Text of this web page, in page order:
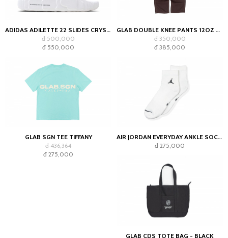
ADIDAS ADILETTE 22 SLIDES CRYSTAL WHITE
đ 500,000
đ 550,000
GLAB DOUBLE KNEE PANTS 12OZ CHOCOLATE
đ 350,000
đ 385,000
GLAB SGN TEE TIFFANY
đ 436,364
đ 275,000
AIR JORDAN EVERYDAY ANKLE SOCKS WHITE (2023)
đ 275,000
GLAB CDS TOTE BAG - BLACK